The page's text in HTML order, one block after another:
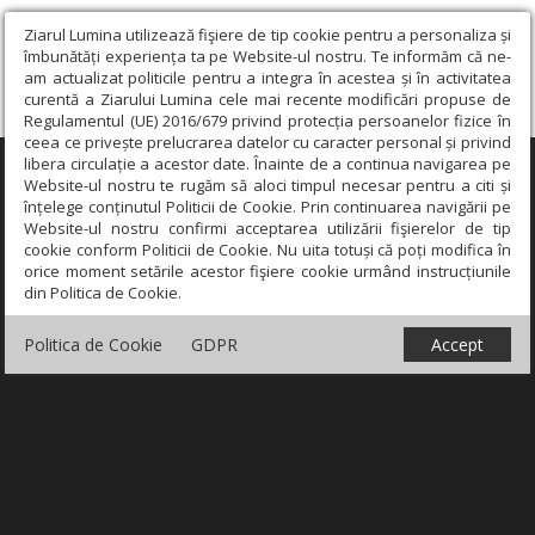
Ziarul Lumina utilizează fişiere de tip cookie pentru a personaliza și
îmbunătăți experiența ta pe Website-ul nostru. Te informăm că ne-
am actualizat politicile pentru a integra în acestea și în activitatea
curentă a Ziarului Lumina cele mai recente modificări propuse de
Regulamentul (UE) 2016/679 privind protecția persoanelor fizice în
ceea ce privește prelucrarea datelor cu caracter personal și privind
libera circulație a acestor date. Înainte de a continua navigarea pe
Website-ul nostru te rugăm să aloci timpul necesar pentru a citi și
înțelege conținutul Politicii de Cookie. Prin continuarea navigării pe
Website-ul nostru confirmi acceptarea utilizării fişierelor de tip
cookie conform Politicii de Cookie. Nu uita totuși că poți modifica în
orice moment setările acestor fişiere cookie urmând instrucțiunile
din Politica de Cookie.
Politica de Cookie GDPR Accept
×